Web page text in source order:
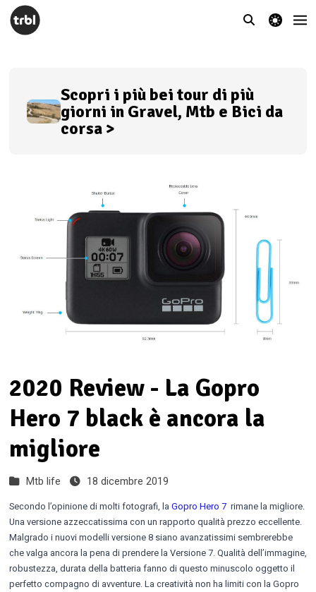
theme switcher
Scopri i più bei tour di più
giorni in Gravel, Mtb e Bici da
corsa >
2020 Review - La Gopro
Hero 7 black è ancora la
migliore
Mtb life 18 dicembre 2019
Secondo l’opinione di molti fotografi, la Gopro Hero 7rimane la migliore.
Una versione azzeccatissima con un rapporto qualità prezzo eccellente.
Malgrado i nuovi modelli versione 8 siano avanzatissimi sembrerebbe
che valga ancora la pena di prendere la Versione 7. Qualità dell’immagine,
robustezza, durata della batteria fanno di questo minuscolo oggetto il
perfetto compagno di avventure. La creatività non ha limiti con la Gopro